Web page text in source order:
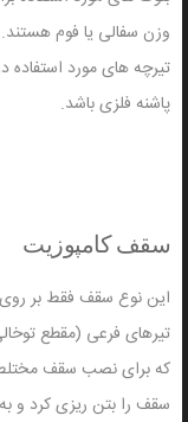
وزن سفالی یا فوم
تیرچه های مورد استفاده
پاشنه فلزی باشد.
سقف کامپوزیت
این نوع سقف فقط بر
تیرهای فرعی (مقطع
که برای نصب سقف
سقف را بتن ریزی کرد و به